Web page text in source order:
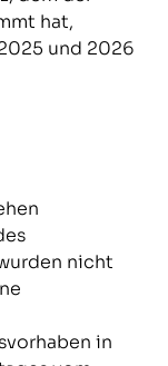
hat,
und 2026
nicht
in